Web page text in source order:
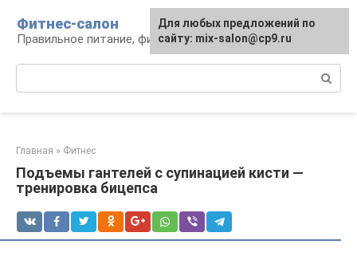
контенту
Фитнес-салон
Правильное питание, фитнес, образ жизни
Главная » Фитнес
Подъемы гантелей с супинацией кисти —
тренировка бицепса
Для любых предложений по
сайту: mix-salon@cp9.ru